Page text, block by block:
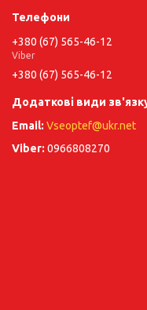
+380 (67) 565-46-12
Viber
+380 (67) 565-46-12
Vseoptef@ukr.net
0966808270